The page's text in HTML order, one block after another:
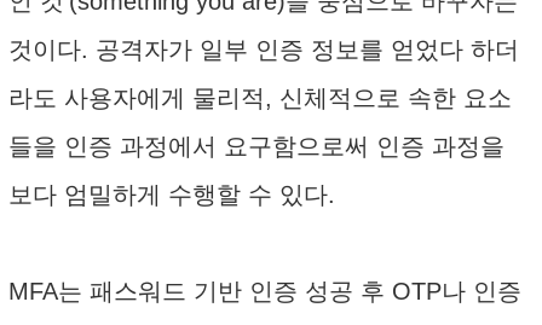
것이다. 공격자가 일부 인증 정보를 얻었다 하더
라도 사용자에게 물리적, 신체적으로 속한 요소
들을 인증 과정에서 요구함으로써 인증 과정을
보다 엄밀하게 수행할 수 있다.
MFA는 패스워드 기반 인증 성공 후 OTP나 인증